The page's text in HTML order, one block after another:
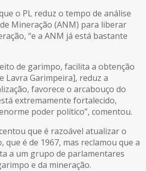
o PL reduz o tempo de análise
Mineração (ANM) para liberar
“e a ANM já está bastante
de garimpo, facilita a obtenção
Lavra Garimpeira], reduz a
favorece o arcabouço do
extremamente fortalecido,
poder político”, comentou.
que é razoável atualizar o
que é de 1967, mas reclamou que a
a um grupo de parlamentares
e da mineração.